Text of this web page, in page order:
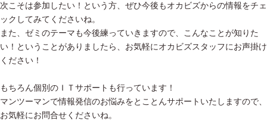
次こそは参加したい！という方、ぜひ今後もオカビズからの情報をチェ
ックしてみてくださいね。
また、ゼミのテーマも今後練っていきますので、こんなことが知りた
い！ということがありましたら、お気軽にオカビズスタッフにお声掛け
ください！
もちろん個別のＩＴサポートも行っています！
マンツーマンで情報発信のお悩みをとことんサポートいたしますので、
お気軽にお問合せくださいね。